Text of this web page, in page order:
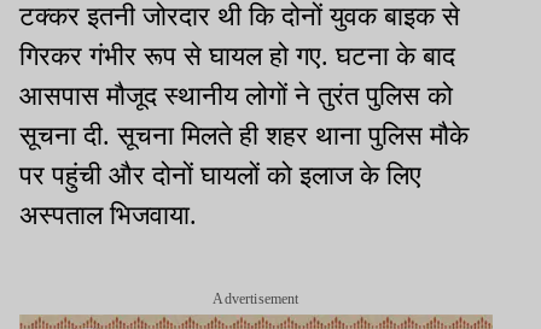
टक्कर इतनी जोरदार थी कि दोनों युवक बाइक से
गिरकर गंभीर रूप से घायल हो गए. घटना के बाद
आसपास मौजूद स्थानीय लोगों ने तुरंत पुलिस को
सूचना दी. सूचना मिलते ही शहर थाना पुलिस मौके
पर पहुंची और दोनों घायलों को इलाज के लिए
अस्पताल भिजवाया.
Advertisement